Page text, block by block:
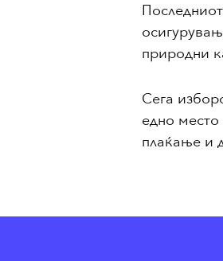
природни
Сега
едно
плаќање и